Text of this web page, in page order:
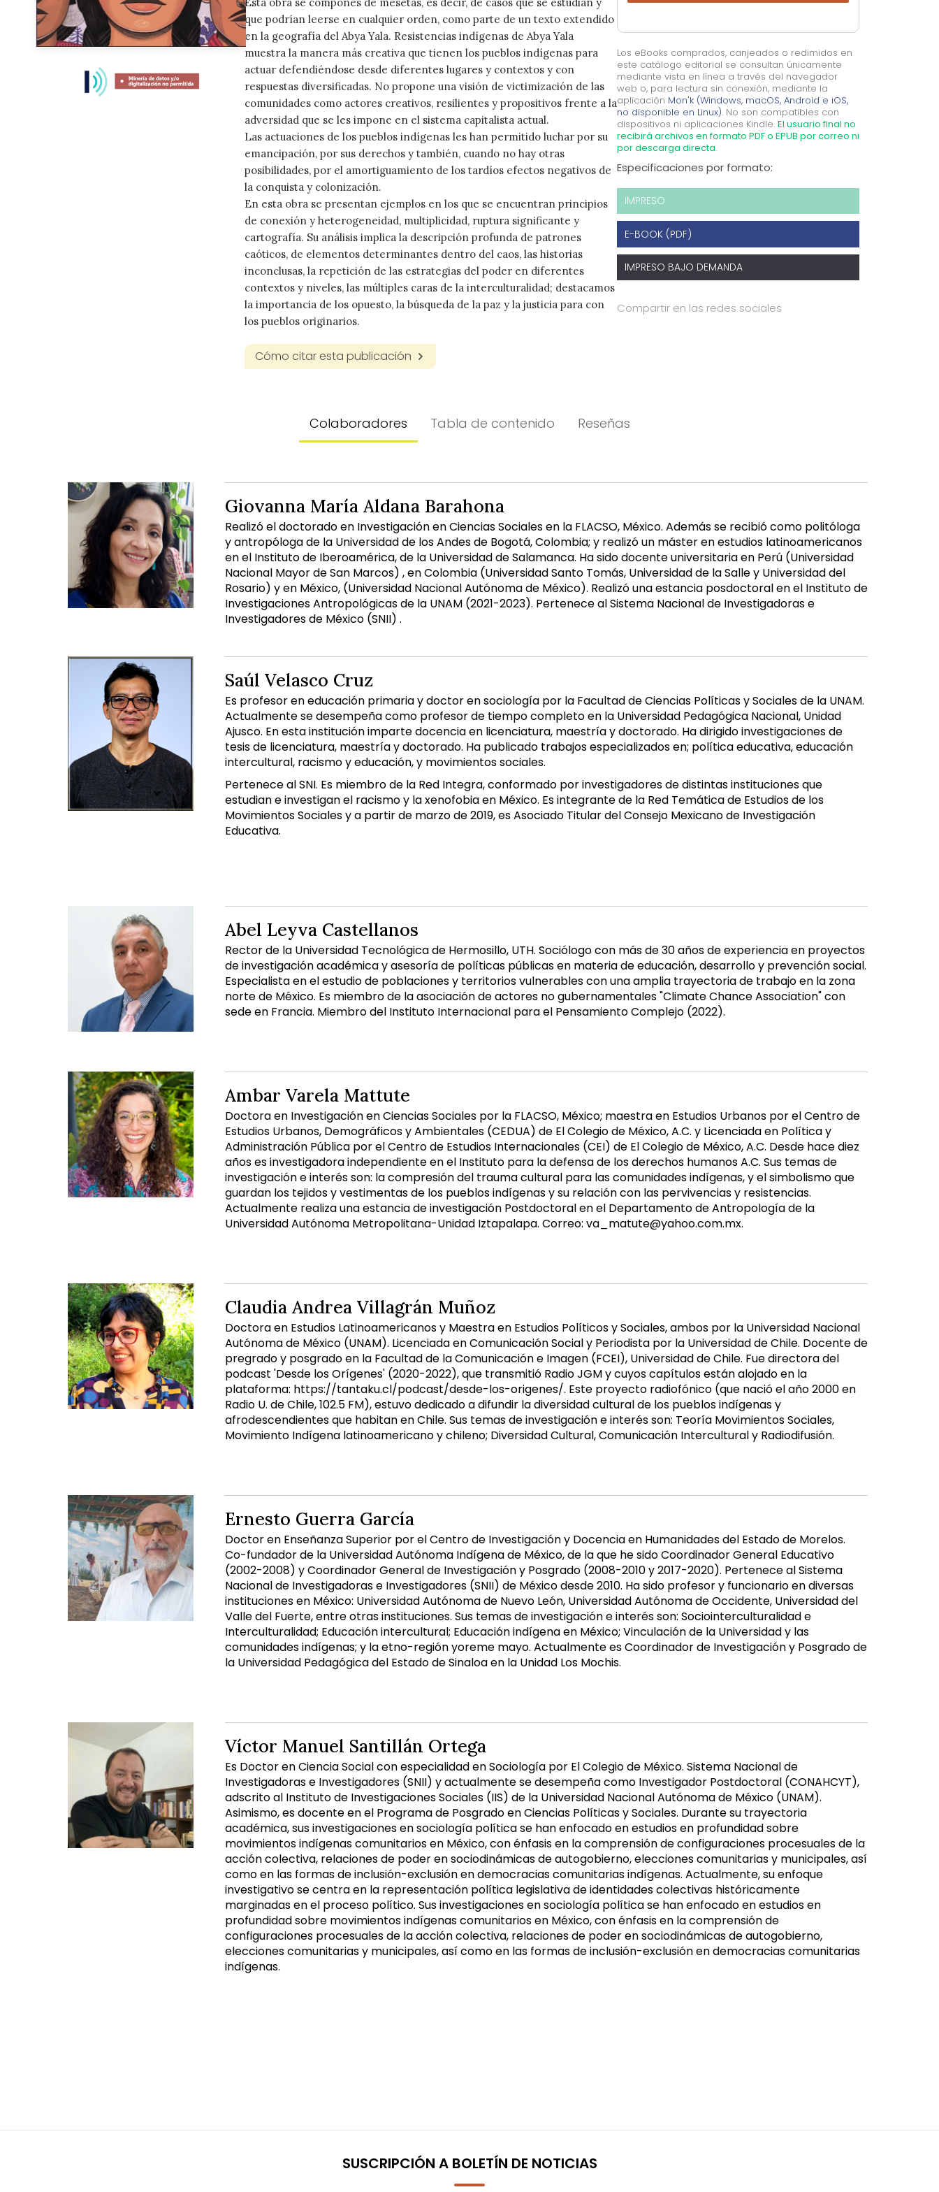
que podrían leerse en cualquier orden, como parte de un texto extendido
en la geografía del Abya Yala. Resistencias indígenas de Abya Yala
muestra la manera más creativa que tienen los pueblos indígenas para
actuar defendiéndose desde diferentes lugares y contextos y con
respuestas diversificadas. No propone una visión de victimización de las
comunidades como actores creativos, resilientes y propositivos frente a la
adversidad que se les impone en el sistema capitalista actual.
Las actuaciones de los pueblos indígenas les han permitido luchar por su
emancipación, por sus derechos y también, cuando no hay otras
posibilidades, por el amortiguamiento de los tardíos efectos negativos de
la conquista y colonización.
En esta obra se presentan ejemplos en los que se encuentran principios
de conexión y heterogeneidad, multiplicidad, ruptura significante y
cartografía. Su análisis implica la descripción profunda de patrones
caóticos, de elementos determinantes dentro del caos, las historias
inconclusas, la repetición de las estrategias del poder en diferentes
contextos y niveles, las múltiples caras de la interculturalidad; destacamos
la importancia de los opuesto, la búsqueda de la paz y la justicia para con
los pueblos originarios.
Cómo citar esta publicación
Los eBooks comprados, canjeados o redimidos en
este catálogo editorial se consultan únicamente
mediante vista en línea a través del navegador
web o, para lectura sin conexión, mediante la
aplicación Mon'k (Windows, macOS, Android e iOS,
no disponible en Linux).No son compatibles con
dispositivos ni aplicaciones Kindle. El usuario final no
recibirá archivos en formato PDF o EPUB por correo ni
por descarga directa.
Especificaciones por formato:
IMPRESO
E-BOOK (PDF)
IMPRESO BAJO DEMANDA
Compartir en las redes sociales
Colaboradores
Giovanna María Aldana Barahona
Realizó el doctorado en Investigación en Ciencias Sociales en la FLACSO, México. Además se recibió como politóloga
y antropóloga de la Universidad de los Andes de Bogotá, Colombia; y realizó un máster en estudios latinoamericanos
en el Instituto de Iberoamérica, de la Universidad de Salamanca. Ha sido docente universitaria en Perú (Universidad
Nacional Mayor de San Marcos) , en Colombia (Universidad Santo Tomás, Universidad de la Salle y Universidad del
Rosario) y en México, (Universidad Nacional Autónoma de México). Realizó una estancia posdoctoral en el Instituto de
Investigaciones Antropológicas de la UNAM (2021-2023). Pertenece al Sistema Nacional de Investigadoras e
Investigadores de México (SNII) .
Saúl Velasco Cruz
Es profesor en educación primaria y doctor en sociología por la Facultad de Ciencias Políticas y Sociales de la UNAM.
Actualmente se desempeña como profesor de tiempo completo en la Universidad Pedagógica Nacional, Unidad
Ajusco. En esta institución imparte docencia en licenciatura, maestría y doctorado. Ha dirigido investigaciones de
tesis de licenciatura, maestría y doctorado. Ha publicado trabajos especializados en; política educativa, educación
intercultural, racismo y educación, y movimientos sociales.
Pertenece al SNI. Es miembro de la Red Integra, conformado por investigadores de distintas instituciones que
estudian e investigan el racismo y la xenofobia en México. Es integrante de la Red Temática de Estudios de los
Movimientos Sociales y a partir de marzo de 2019, es Asociado Titular del Consejo Mexicano de Investigación
Educativa.
Abel Leyva Castellanos
Rector de la Universidad Tecnológica de Hermosillo, UTH. Sociólogo con más de 30 años de experiencia en proyectos
de investigación académica y asesoría de políticas públicas en materia de educación, desarrollo y prevención social.
Especialista en el estudio de poblaciones y territorios vulnerables con una amplia trayectoria de trabajo en la zona
norte de México. Es miembro de la asociación de actores no gubernamentales "Climate Chance Association" con
sede en Francia. Miembro del Instituto Internacional para el Pensamiento Complejo (2022).
Ambar Varela Mattute
Doctora en Investigación en Ciencias Sociales por la FLACSO, México; maestra en Estudios Urbanos por el Centro de
Estudios Urbanos, Demográficos y Ambientales (CEDUA) de El Colegio de México, A.C. y Licenciada en Política y
Administración Pública por el Centro de Estudios Internacionales (CEI) de El Colegio de México, A.C. Desde hace diez
años es investigadora independiente en el Instituto para la defensa de los derechos humanos A.C. Sus temas de
investigación e interés son: la compresión del trauma cultural para las comunidades indígenas, y el simbolismo que
guardan los tejidos y vestimentas de los pueblos indígenas y su relación con las pervivencias y resistencias.
Actualmente realiza una estancia de investigación Postdoctoral en el Departamento de Antropología de la
Universidad Autónoma Metropolitana-Unidad Iztapalapa. Correo: va_matute@yahoo.com.mx.
Claudia Andrea Villagrán Muñoz
Doctora en Estudios Latinoamericanos y Maestra en Estudios Políticos y Sociales, ambos por la Universidad Nacional
Autónoma de México (UNAM). Licenciada en Comunicación Social y Periodista por la Universidad de Chile. Docente de
pregrado y posgrado en la Facultad de la Comunicación e Imagen (FCEI), Universidad de Chile. Fue directora del
podcast 'Desde los Orígenes' (2020-2022), que transmitió Radio JGM y cuyos capítulos están alojado en la
plataforma: https://tantaku.cl/podcast/desde-los-origenes/. Este proyecto radiofónico (que nació el año 2000 en
Radio U. de Chile, 102.5 FM), estuvo dedicado a difundir la diversidad cultural de los pueblos indígenas y
afrodescendientes que habitan en Chile. Sus temas de investigación e interés son: Teoría Movimientos Sociales,
Movimiento Indígena latinoamericano y chileno; Diversidad Cultural, Comunicación Intercultural y Radiodifusión.
Ernesto Guerra García
Doctor en Enseñanza Superior por el Centro de Investigación y Docencia en Humanidades del Estado de Morelos.
Co-fundador de la Universidad Autónoma Indígena de México, de la que he sido Coordinador General Educativo
(2002-2008) y Coordinador General de Investigación y Posgrado (2008-2010 y 2017-2020). Pertenece al Sistema
Nacional de Investigadoras e Investigadores (SNII) de México desde 2010. Ha sido profesor y funcionario en diversas
instituciones en México: Universidad Autónoma de Nuevo León, Universidad Autónoma de Occidente, Universidad del
Valle del Fuerte, entre otras instituciones. Sus temas de investigación e interés son: Sociointerculturalidad e
Interculturalidad; Educación intercultural; Educación indígena en México; Vinculación de la Universidad y las
comunidades indígenas; y la etno-región yoreme mayo. Actualmente es Coordinador de Investigación y Posgrado de
la Universidad Pedagógica del Estado de Sinaloa en la Unidad Los Mochis.
Víctor Manuel Santillán Ortega
Es Doctor en Ciencia Social con especialidad en Sociología por El Colegio de México. Sistema Nacional de
Investigadoras e Investigadores (SNII) y actualmente se desempeña como Investigador Postdoctoral (CONAHCYT),
adscrito al Instituto de Investigaciones Sociales (IIS) de la Universidad Nacional Autónoma de México (UNAM).
Asimismo, es docente en el Programa de Posgrado en Ciencias Políticas y Sociales. Durante su trayectoria
académica, sus investigaciones en sociología política se han enfocado en estudios en profundidad sobre
movimientos indígenas comunitarios en México, con énfasis en la comprensión de configuraciones procesuales de la
acción colectiva, relaciones de poder en sociodinámicas de autogobierno, elecciones comunitarias y municipales, así
como en las formas de inclusión-exclusión en democracias comunitarias indígenas. Actualmente, su enfoque
investigativo se centra en la representación política legislativa de identidades colectivas históricamente
marginadas en el proceso político. Sus investigaciones en sociología política se han enfocado en estudios en
profundidad sobre movimientos indígenas comunitarios en México, con énfasis en la comprensión de
configuraciones procesuales de la acción colectiva, relaciones de poder en sociodinámicas de autogobierno,
elecciones comunitarias y municipales, así como en las formas de inclusión-exclusión en democracias comunitarias
indígenas.
Tabla de contenido Reseñas
SUSCRIPCIÓN A BOLETÍN DE NOTICIAS